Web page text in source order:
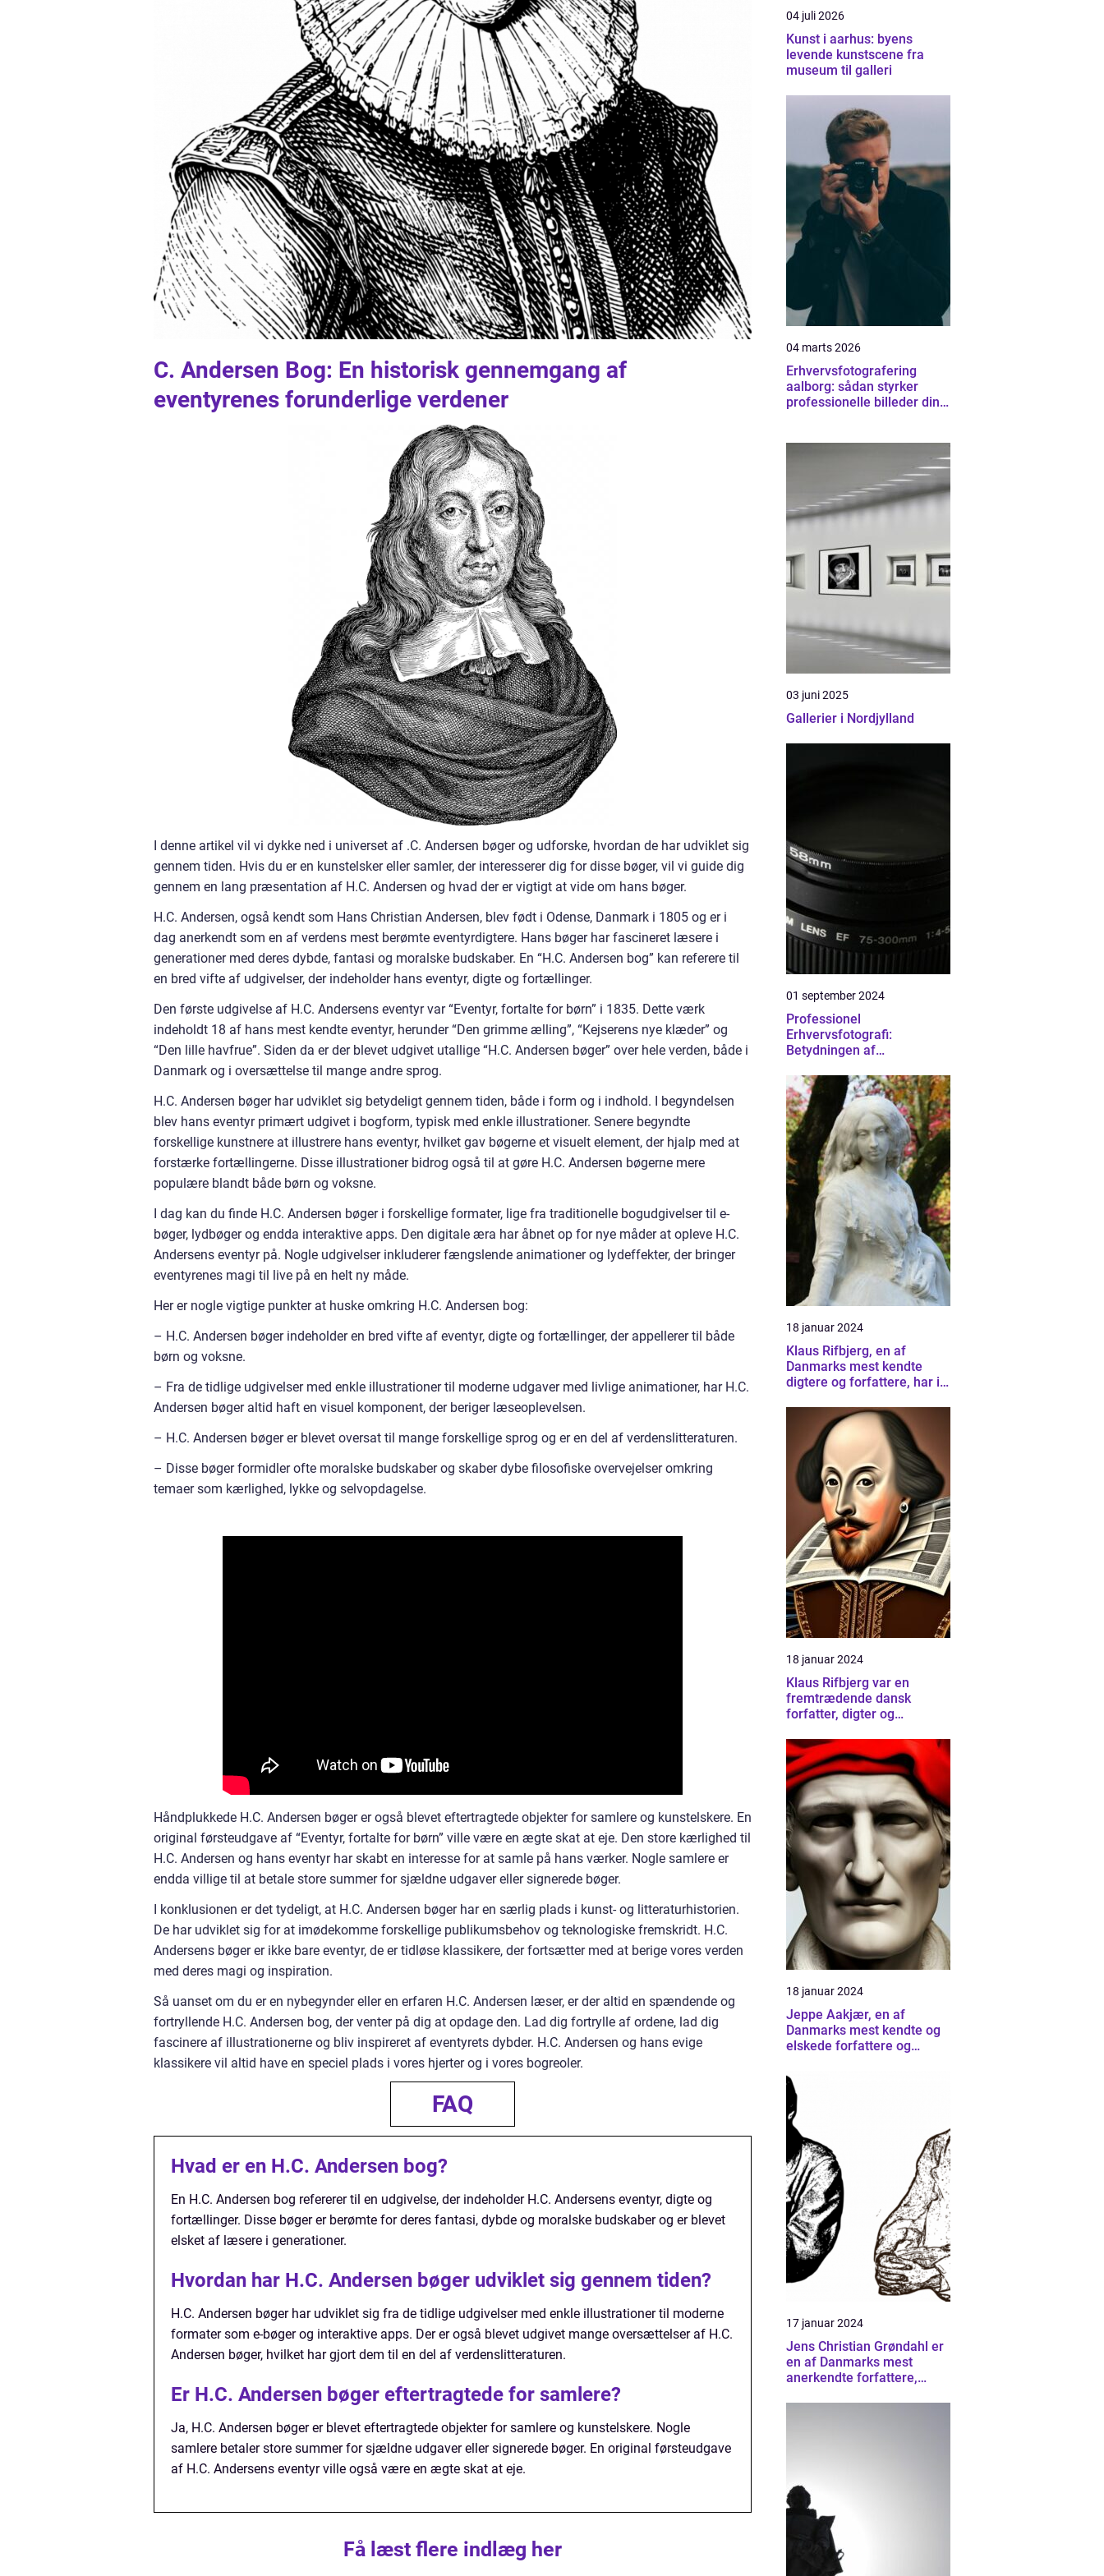
C. Andersen Bog: En historisk gennemgang af
eventyrenes forunderlige verdener
I denne artikel vil vi dykke ned i universet af .C. Andersen bøger og udforske, hvordan de har udviklet sig
gennem tiden. Hvis du er en kunstelsker eller samler, der interesserer dig for disse bøger, vil vi guide dig
gennem en lang præsentation af H.C. Andersen og hvad der er vigtigt at vide om hans bøger.
H.C. Andersen, også kendt som Hans Christian Andersen, blev født i Odense, Danmark i 1805 og er i
dag anerkendt som en af verdens mest berømte eventyrdigtere. Hans bøger har fascineret læsere i
generationer med deres dybde, fantasi og moralske budskaber. En “H.C. Andersen bog” kan referere til
en bred vifte af udgivelser, der indeholder hans eventyr, digte og fortællinger.
Den første udgivelse af H.C. Andersens eventyr var “Eventyr, fortalte for børn” i 1835. Dette værk
indeholdt 18 af hans mest kendte eventyr, herunder “Den grimme ælling”, “Kejserens nye klæder” og
“Den lille havfrue”. Siden da er der blevet udgivet utallige “H.C. Andersen bøger” over hele verden, både i
Danmark og i oversættelse til mange andre sprog.
H.C. Andersen bøger har udviklet sig betydeligt gennem tiden, både i form og i indhold. I begyndelsen
blev hans eventyr primært udgivet i bogform, typisk med enkle illustrationer. Senere begyndte
forskellige kunstnere at illustrere hans eventyr, hvilket gav bøgerne et visuelt element, der hjalp med at
forstærke fortællingerne. Disse illustrationer bidrog også til at gøre H.C. Andersen bøgerne mere
populære blandt både børn og voksne.
I dag kan du finde H.C. Andersen bøger i forskellige formater, lige fra traditionelle bogudgivelser til e-
bøger, lydbøger og endda interaktive apps. Den digitale æra har åbnet op for nye måder at opleve H.C.
Andersens eventyr på. Nogle udgivelser inkluderer fængslende animationer og lydeffekter, der bringer
eventyrenes magi til live på en helt ny måde.
Her er nogle vigtige punkter at huske omkring H.C. Andersen bog:
– H.C. Andersen bøger indeholder en bred vifte af eventyr, digte og fortællinger, der appellerer til både
børn og voksne.
– Fra de tidlige udgivelser med enkle illustrationer til moderne udgaver med livlige animationer, har H.C.
Andersen bøger altid haft en visuel komponent, der beriger læseoplevelsen.
– H.C. Andersen bøger er blevet oversat til mange forskellige sprog og er en del af verdenslitteraturen.
– Disse bøger formidler ofte moralske budskaber og skaber dybe filosofiske overvejelser omkring
temaer som kærlighed, lykke og selvopdagelse.
Håndplukkede H.C. Andersen bøger er også blevet eftertragtede objekter for samlere og kunstelskere. En
original førsteudgave af “Eventyr, fortalte for børn” ville være en ægte skat at eje. Den store kærlighed til
H.C. Andersen og hans eventyr har skabt en interesse for at samle på hans værker. Nogle samlere er
endda villige til at betale store summer for sjældne udgaver eller signerede bøger.
I konklusionen er det tydeligt, at H.C. Andersen bøger har en særlig plads i kunst- og litteraturhistorien.
De har udviklet sig for at imødekomme forskellige publikumsbehov og teknologiske fremskridt. H.C.
Andersens bøger er ikke bare eventyr, de er tidløse klassikere, der fortsætter med at berige vores verden
med deres magi og inspiration.
Så uanset om du er en nybegynder eller en erfaren H.C. Andersen læser, er der altid en spændende og
fortryllende H.C. Andersen bog, der venter på dig at opdage den. Lad dig fortrylle af ordene, lad dig
fascinere af illustrationerne og bliv inspireret af eventyrets dybder. H.C. Andersen og hans evige
klassikere vil altid have en speciel plads i vores hjerter og i vores bogreoler.
FAQ
Hvad er en H.C. Andersen bog?
En H.C. Andersen bog refererer til en udgivelse, der indeholder H.C. Andersens eventyr, digte og
fortællinger. Disse bøger er berømte for deres fantasi, dybde og moralske budskaber og er blevet
elsket af læsere i generationer.
Hvordan har H.C. Andersen bøger udviklet sig gennem tiden?
H.C. Andersen bøger har udviklet sig fra de tidlige udgivelser med enkle illustrationer til moderne
formater som e-bøger og interaktive apps. Der er også blevet udgivet mange oversættelser af H.C.
Andersen bøger, hvilket har gjort dem til en del af verdenslitteraturen.
Er H.C. Andersen bøger eftertragtede for samlere?
Ja, H.C. Andersen bøger er blevet eftertragtede objekter for samlere og kunstelskere. Nogle
samlere betaler store summer for sjældne udgaver eller signerede bøger. En original førsteudgave
af H.C. Andersens eventyr ville også være en ægte skat at eje.
Få læst flere indlæg her
04 juli 2026
Kunst i aarhus: byens
levende kunstscene fra
museum til galleri
04 marts 2026
Erhvervsfotografering
aalborg: sådan styrker
professionelle billeder din
03 juni 2025
Gallerier i Nordjylland
01 september 2024
Professionel
Erhvervsfotografi:
Betydningen af
Erhvervslivet
18 januar 2024
Klaus Rifbjerg, en af
Danmarks mest kendte
digtere og forfattere, har i
med sin unikke stemme og
dybe indsigt
18 januar 2024
Klaus Rifbjerg var en
fremtrædende dansk
forfatter, digter og
til dansk litteratur har gjort
ham til en af de mest
respekterede skikkelser
inden for skriftlig kunst
18 januar 2024
Jeppe Aakjær, en af
Danmarks mest kendte og
elskede forfattere og
sine smukke sange
17 januar 2024
Jens Christian Grøndahl er
en af Danmarks mest
anerkendte forfattere,